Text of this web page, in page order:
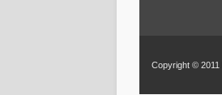
Copyright © 2011